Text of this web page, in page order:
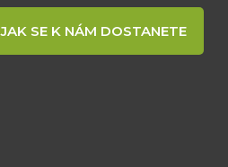
JAK SE K NÁM DOSTANETE